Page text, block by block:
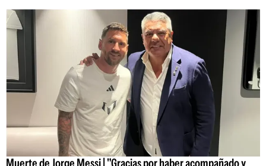
Muerte de Jorge Messi | "Gracias por haber acompañado y